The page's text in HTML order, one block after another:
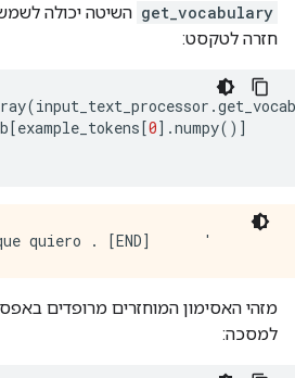
get_vocabulary השיטה יכולה
חזרה לטקסט:
(input_text_processor .
[example_tokens[0].numpy()]
מזהי האסימון המוחזרים מרופדים
למסכה: